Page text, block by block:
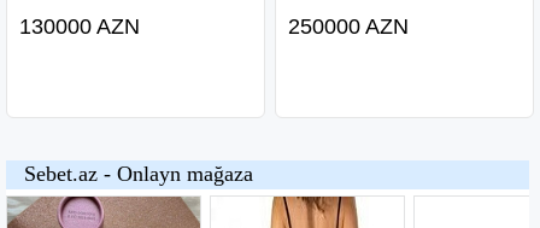
130000 AZN 250000 AZN